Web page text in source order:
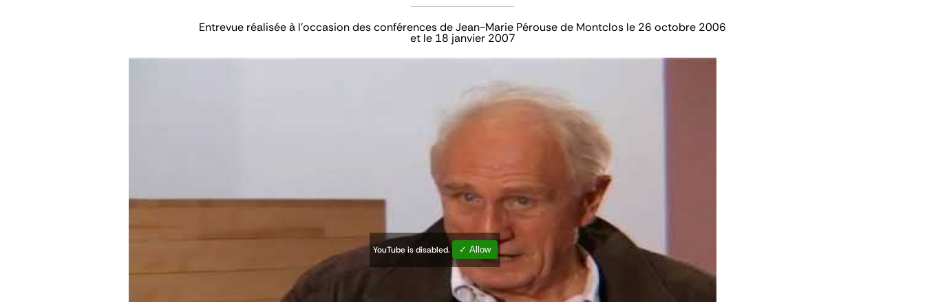
Entrevue réalisée à l'occasion des conférences de Jean-Marie Pérouse de Montclos le 26 octobre 2006
et le 18 janvier 2007
YouTube is disabled. ✓ Allow